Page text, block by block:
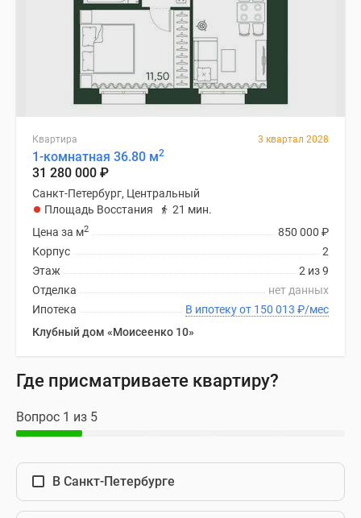
Квартира 3 квартал 2028
1-комнатная 36.80 м2
31 280 000 ₽
Санкт-Петербург, Центральный
Площадь Восстания
21 мин.
850 000 ₽
Цена за м2
2
Корпус
2 из 9
Этаж
нет данных
Отделка
В ипотеку от 150 013 ₽/мес
Ипотека
Клубный дом «Моисеенко 10»
Где присматриваете квартиру?
Вопрос 1 из 5
В Санкт-Петербурге